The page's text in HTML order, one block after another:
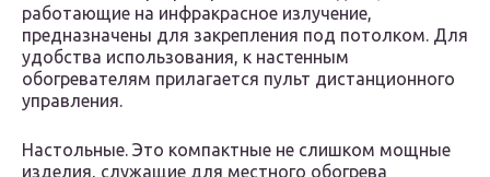
работающие на инфракрасное излучение,
предназначены для закрепления под потолком. Для
удобства использования, к настенным
обогревателям прилагается пульт дистанционного
управления.
Настольные. Это компактные не слишком мощные
изделия, служащие для местного обогрева